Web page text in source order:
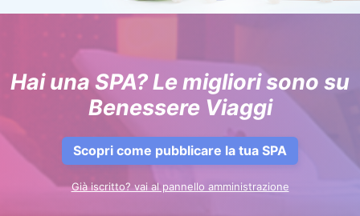
Hai una SPA? Le migliori sono su
Benessere Viaggi
Scopri come pubblicare la tua SPA
Già iscritto? vai al pannello amministrazione